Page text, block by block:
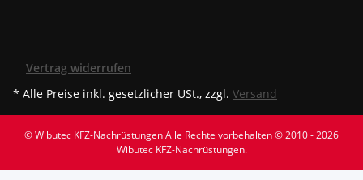
Vertrag widerrufen
* Alle Preise inkl. gesetzlicher USt., zzgl. Versand
© Wibutec KFZ-NachrüstungenAlle Rechte vorbehalten © 2010 - 2026
Wibutec KFZ-Nachrüstungen.